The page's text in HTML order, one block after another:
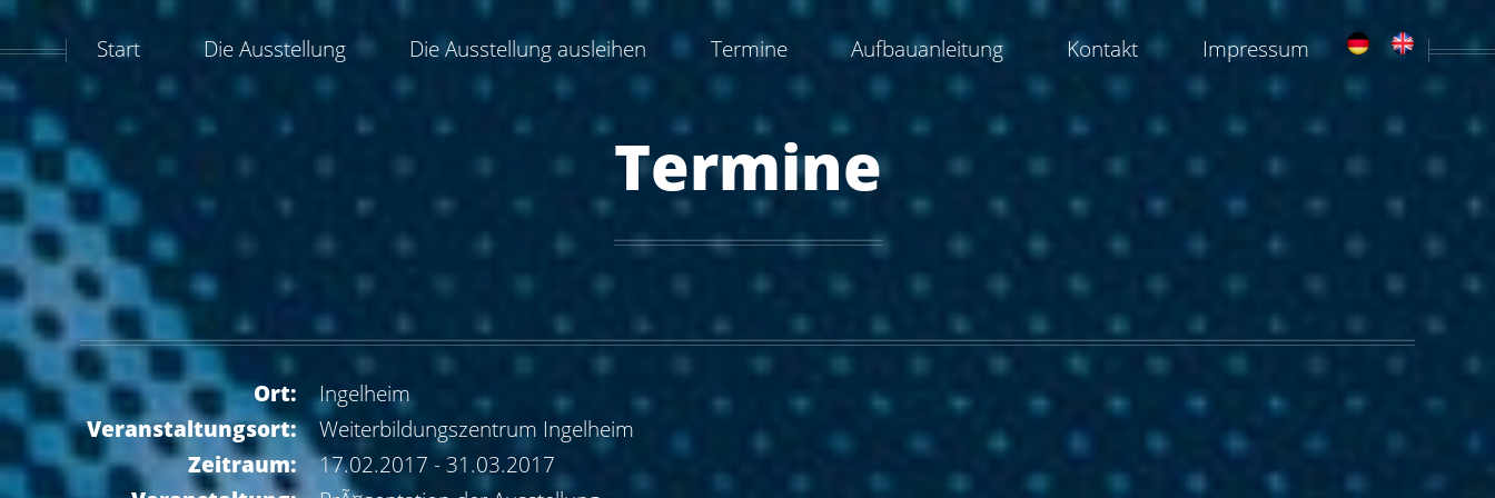
Termine
Ort:
Ingelheim
Veranstaltungsort:
Weiterbildungszentrum Ingelheim
Zeitraum:
17.02.2017 - 31.03.2017
Start Die Ausstellung Die Ausstellung ausleihen Termine Aufbauanleitung Kontakt Impressum